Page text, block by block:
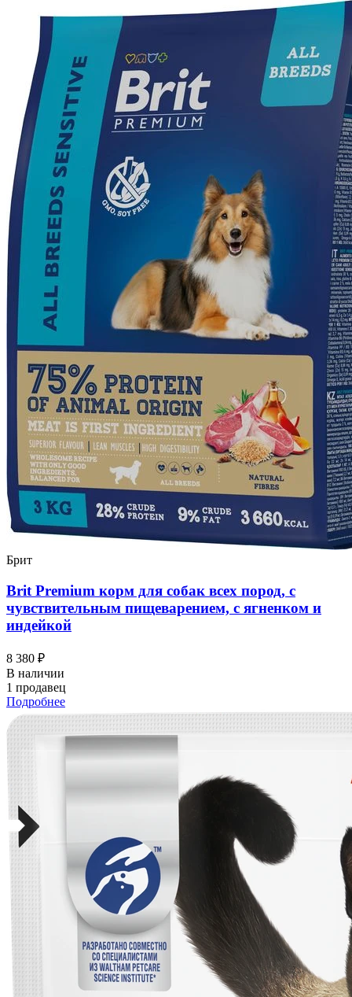
Брит
Brit Premium корм для собак всех пород, с
чувствительным пищеварением, с ягненком и
индейкой
8 380 ₽
В наличии
1 продавец
Подробнее